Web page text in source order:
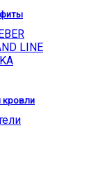
LINE
кровли